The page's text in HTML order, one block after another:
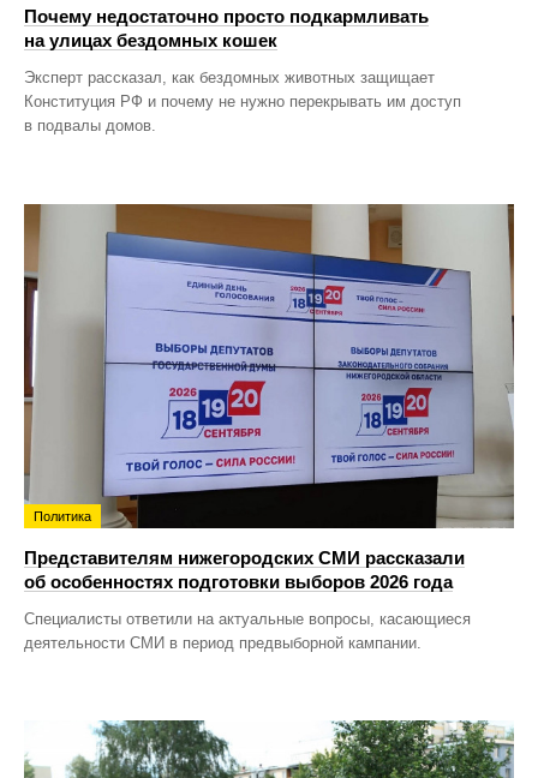
Почему недостаточно просто подкармливать
на улицах бездомных кошек
Эксперт рассказал, как бездомных животных защищает
Конституция РФ и почему не нужно перекрывать им доступ
в подвалы домов.
Политика
Представителям нижегородских СМИ рассказали
об особенностях подготовки выборов 2026 года
Специалисты ответили на актуальные вопросы, касающиеся
деятельности СМИ в период предвыборной кампании.